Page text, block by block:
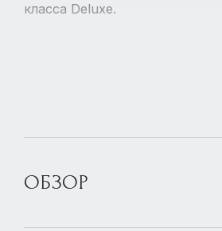
класса Deluxe.
ОБЗОР